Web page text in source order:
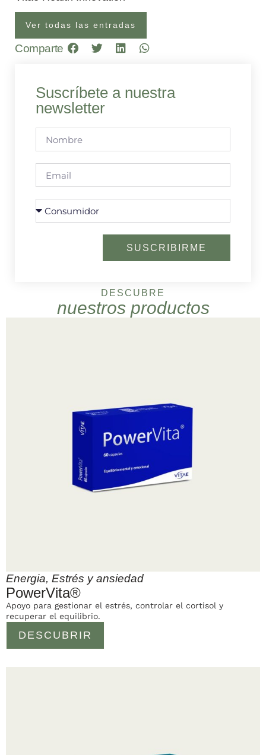
Ver todas las entradas
Comparte
Suscríbete a nuestra
newsletter
SUSCRIBIRME
DESCUBRE
nuestros productos
Energia, Estrés y ansiedad
PowerVita®
DESCUBRIR
Apoyo para gestionar el estrés, controlar el cortisol y
recuperar el equilibrio.